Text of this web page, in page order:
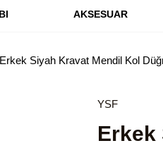
AKSESUAR
Erkek Siyah Kravat Mendil Kol
YSF
Erkek